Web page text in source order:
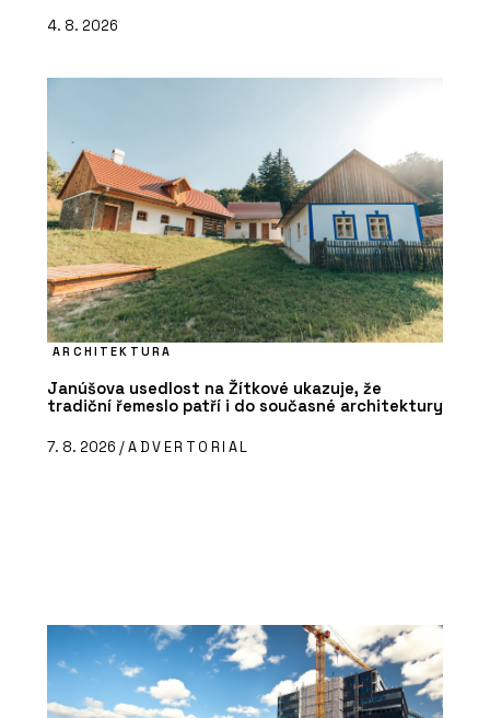
4. 8. 2026
ARCHITEKTURA
Janúšova usedlost na Žítkové ukazuje, že
tradiční řemeslo patří i do současné architektury
7. 8. 2026 /ADVERTORIAL